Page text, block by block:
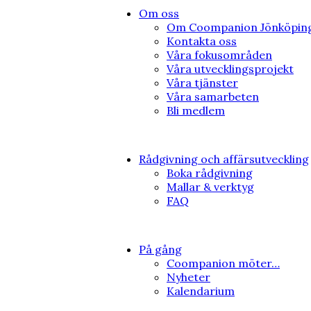
Om oss
Om Coompanion
Kontakta oss
Våra fokusområden
Våra utvecklingsprojekt
Våra tjänster
Våra samarbeten
Bli medlem
Rådgivning och affärsutveckling
Boka rådgivning
Mallar & verktyg
FAQ
På gång
Coompanion möter…
Nyheter
Kalendarium